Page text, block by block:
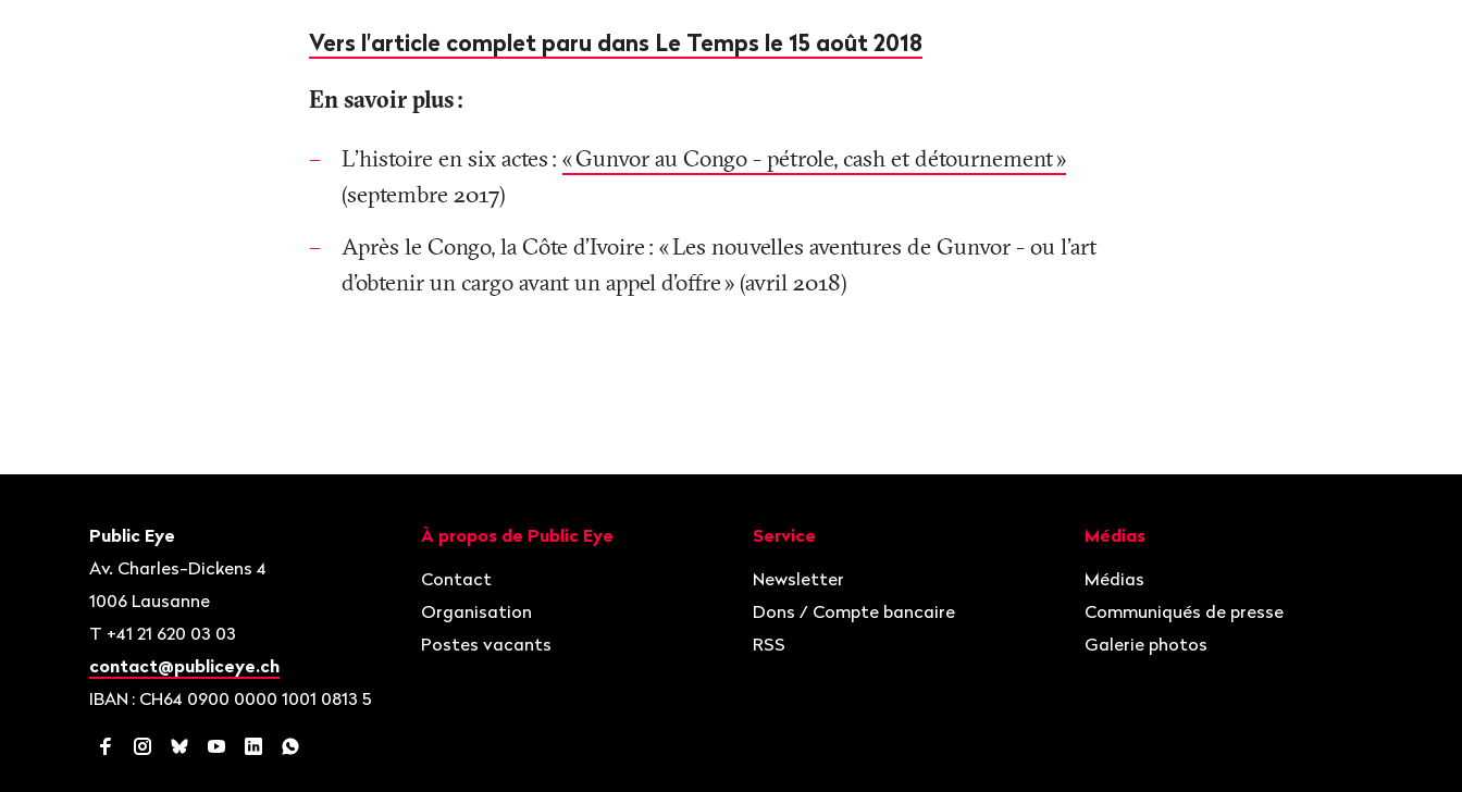
Vers l'article complet paru dans Le Temps le 15 août 2018
En savoir plus:
L'histoire en six actes: «Gunvor au Congo - pétrole, cash et détournement»
(septembre 2017)
Après le Congo, la Côte d’Ivoire: «Les nouvelles aventures de Gunvor - ou l'art
d'obtenir un cargo avant un appel d'offre» (avril 2018)
Contact
Public Eye
Av. Charles-Dickens 4
1006 Lausanne
T +41 21 620 03 03
contact@publiceye.ch
IBAN : CH64 0900 0000 1001 0813 5
FacebookInstagram
BlueskyYouTubeLinkedInWhatsApp
Navigation
À propos de Public Eye
Contact
Organisation
Postes vacants
Service
Newsletter
Dons / Compte bancaire
RSS
Médias
Médias
Communiqués de presse
Galerie photos